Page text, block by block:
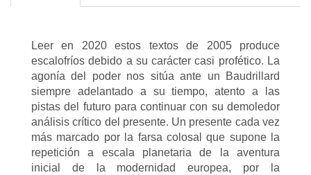
Leer en 2020 estos textos de 2005 produce
escalofríos debido a su carácter casi profético. La
agonía del poder nos sitúa ante un Baudrillard
siempre adelantado a su tiempo, atento a las
pistas del futuro para continuar con su demoledor
análisis crítico del presente. Un presente cada vez
más marcado por la farsa colosal que supone la
repetición a escala planetaria de la aventura
inicial de la modernidad europea, por la